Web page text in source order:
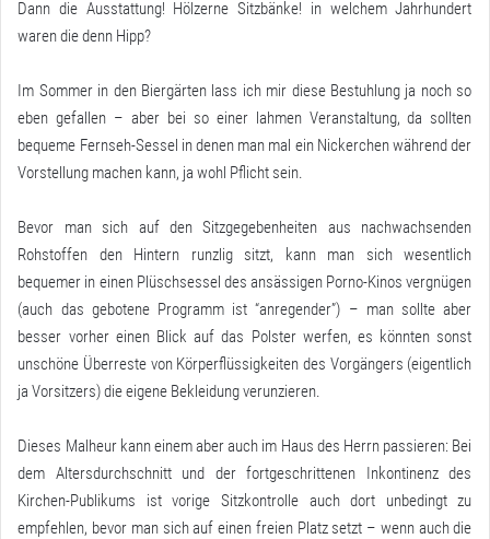
Dann die Ausstattung! Hölzerne Sitzbänke! in welchem Jahrhundert
waren die denn Hipp?
Im Sommer in den Biergärten lass ich mir diese Bestuhlung ja noch so
eben gefallen – aber bei so einer lahmen Veranstaltung, da sollten
bequeme Fernseh-Sessel in denen man mal ein Nickerchen während der
Vorstellung machen kann, ja wohl Pflicht sein.
Bevor man sich auf den Sitzgegebenheiten aus nachwachsenden
Rohstoffen den Hintern runzlig sitzt, kann man sich wesentlich
bequemer in einen Plüschsessel des ansässigen Porno-Kinos vergnügen
(auch das gebotene Programm ist “anregender”) – man sollte aber
besser vorher einen Blick auf das Polster werfen, es könnten sonst
unschöne Überreste von Körperflüssigkeiten des Vorgängers (eigentlich
ja Vorsitzers) die eigene Bekleidung verunzieren.
Dieses Malheur kann einem aber auch im Haus des Herrn passieren: Bei
dem Altersdurchschnitt und der fortgeschrittenen Inkontinenz des
Kirchen-Publikums ist vorige Sitzkontrolle auch dort unbedingt zu
empfehlen, bevor man sich auf einen freien Platz setzt – wenn auch die